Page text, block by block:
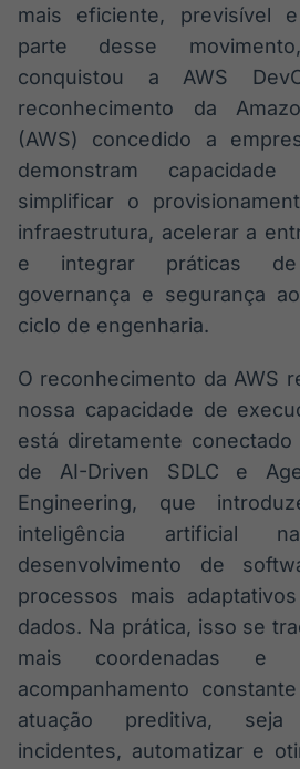
APIs
para
dados
displays
mais eficiente, previsível
parte desse
conquistou a AWS
reconhecimento da
(AWS) concedido a
demonstram
simplificar o
infraestrutura, acelerar a
e integrar práticas de
governança e segurança
ciclo de engenharia.
O reconhecimento da AWS
nossa capacidade de
está diretamente
de AI-Driven SDLC e
Engineering, que
inteligência artificial
desenvolvimento de
processos mais
dados. Na prática, isso se
mais coordenadas e
acompanhamento
atuação preditiva,
incidentes, automatizar e